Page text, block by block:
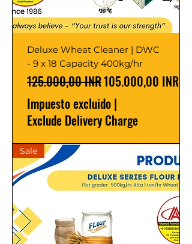
Deluxe Wheat Cleaner | DWC
- 9 x 18 Capacity 400kg/hr
Precio
125.000,00 INRPrecio de oferta
105.000,00 INR
Impuesto excluido |
Exclude Delivery Charge
Sale